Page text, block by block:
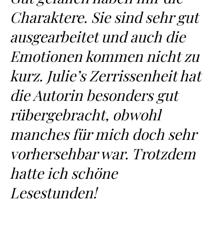
Charaktere. Sie sind sehr gut
ausgearbeitet und auch die
Emotionen kommen nicht zu
kurz. Julie’s Zerrissenheit hat
die Autorin besonders gut
rübergebracht, obwohl
manches für mich doch sehr
vorhersehbar war. Trotzdem
hatte ich schöne
Lesestunden!